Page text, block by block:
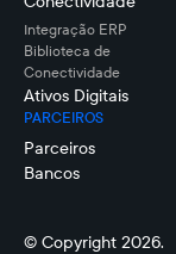
Integração ERP
Biblioteca de
Conectividade
Ativos Digitais
PARCEIROS
Parceiros
Bancos
© Copyright 2026.